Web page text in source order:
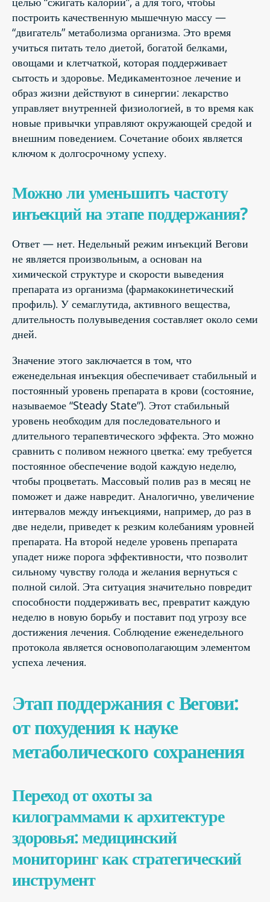
построить качественную мышечную массу —
“двигатель” метаболизма организма. Это время
учиться питать тело диетой, богатой белками,
овощами и клетчаткой, которая поддерживает
сытость и здоровье. Медикаментозное лечение и
образ жизни действуют в синергии: лекарство
управляет внутренней физиологией, в то время как
новые привычки управляют окружающей средой и
внешним поведением. Сочетание обоих является
ключом к долгосрочному успеху.
Можно ли уменьшить частоту
инъекций на этапе поддержания?
Ответ — нет. Недельный режим инъекций Вегови
не является произвольным, а основан на
химической структуре и скорости выведения
препарата из организма (фармакокинетический
профиль). У семаглутида, активного вещества,
длительность полувыведения составляет около семи
дней.
Значение этого заключается в том, что
еженедельная инъекция обеспечивает стабильный и
постоянный уровень препарата в крови (состояние,
называемое “Steady State”). Этот стабильный
уровень необходим для последовательного и
длительного терапевтического эффекта. Это можно
сравнить с поливом нежного цветка: ему требуется
постоянное обеспечение водой каждую неделю,
чтобы процветать. Массовый полив раз в месяц не
поможет и даже навредит. Аналогично, увеличение
интервалов между инъекциями, например, до раз в
две недели, приведет к резким колебаниям уровней
препарата. На второй неделе уровень препарата
упадет ниже порога эффективности, что позволит
сильному чувству голода и желания вернуться с
полной силой. Эта ситуация значительно повредит
способности поддерживать вес, превратит каждую
неделю в новую борьбу и поставит под угрозу все
достижения лечения. Соблюдение еженедельного
протокола является основополагающим элементом
успеха лечения.
Этап поддержания с Вегови:
от похудения к науке
метаболического сохранения
Переход от охоты за
килограммами к архитектуре
здоровья: медицинский
мониторинг как стратегический
инструмент